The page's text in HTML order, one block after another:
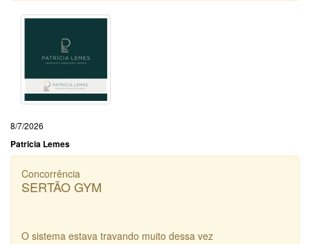
8/7/2026
Patricia Lemes
Concorrência
SERTÃO GYM
O sistema estava travando muito dessa vez